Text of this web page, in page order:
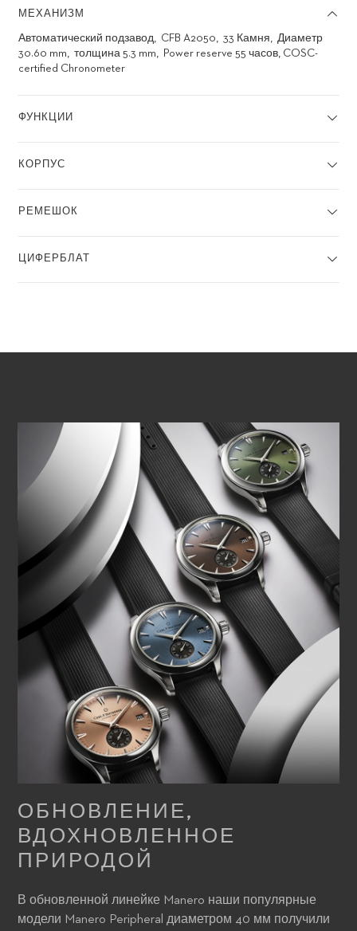
МЕХАНИЗМ
Автоматический подзавод CFB A2050 33 Камня
Диаметр
30.60 mm
толщина 5.3 mm
Power reserve 55 часов, COSC-
certified Chronometer
ФУНКЦИИ
КОРПУС
РЕМЕШОК
ЦИФЕРБЛАТ
ВОСПРОИЗВЕСТИ ВИДЕО
ОБНОВЛЕНИЕ,
ВДОХНОВЛЕННОЕ
ПРИРОДОЙ
В обновленной линейке Manero наши популярные
модели Manero Peripheral диаметром 40 мм получили